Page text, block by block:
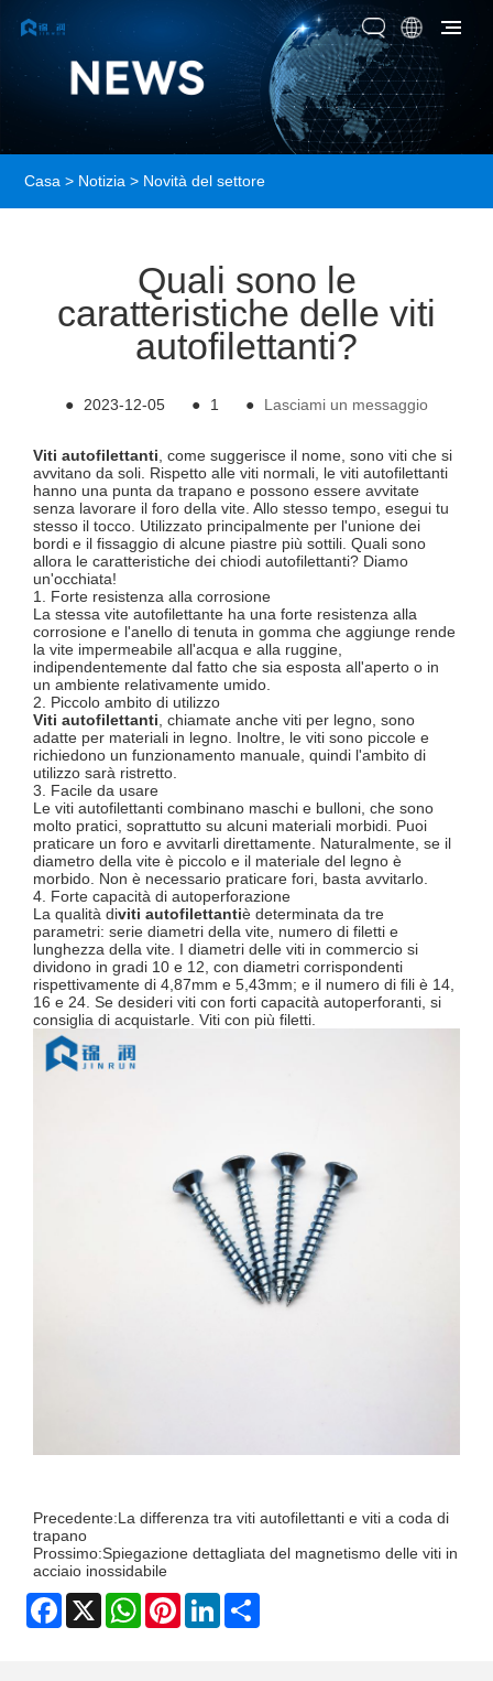
Casa > Notizia > Novità del settore
Quali sono le
caratteristiche delle viti
autofilettanti?
● 2023-12-05 ● 1 ● Lasciami un messaggio
Viti autofilettanti , come suggerisce il nome, sono viti che si
avvitano da soli. Rispetto alle viti normali, le viti autofilettanti
hanno una punta da trapano e possono essere avvitate
senza lavorare il foro della vite. Allo stesso tempo, esegui tu
stesso il tocco. Utilizzato principalmente per l'unione dei
bordi e il fissaggio di alcune piastre più sottili. Quali sono
allora le caratteristiche dei chiodi autofilettanti? Diamo
un'occhiata!
1. Forte resistenza alla corrosione
La stessa vite autofilettante ha una forte resistenza alla
corrosione e l'anello di tenuta in gomma che aggiunge rende
la vite impermeabile all'acqua e alla ruggine,
indipendentemente dal fatto che sia esposta all'aperto o in
un ambiente relativamente umido.
2. Piccolo ambito di utilizzo
Viti autofilettanti , chiamate anche viti per legno, sono
adatte per materiali in legno. Inoltre, le viti sono piccole e
richiedono un funzionamento manuale, quindi l'ambito di
utilizzo sarà ristretto.
3. Facile da usare
Le viti autofilettanti combinano maschi e bulloni, che sono
molto pratici, soprattutto su alcuni materiali morbidi. Puoi
praticare un foro e avvitarli direttamente. Naturalmente, se il
diametro della vite è piccolo e il materiale del legno è
morbido. Non è necessario praticare fori, basta avvitarlo.
4. Forte capacità di autoperforazione
La qualità diviti autofilettantiè determinata da tre
parametri: serie diametri della vite, numero di filetti e
lunghezza della vite. I diametri delle viti in commercio si
dividono in gradi 10 e 12, con diametri corrispondenti
rispettivamente di 4,87mm e 5,43mm; e il numero di fili è 14,
16 e 24. Se desideri viti con forti capacità autoperforanti, si
consiglia di acquistarle. Viti con più filetti.
Precedente:La differenza tra viti autofilettanti e viti a coda di
trapano
Prossimo:Spiegazione dettagliata del magnetismo delle viti in
acciaio inossidabile
Facebook
X WhatsAppPinterestLinkedIn